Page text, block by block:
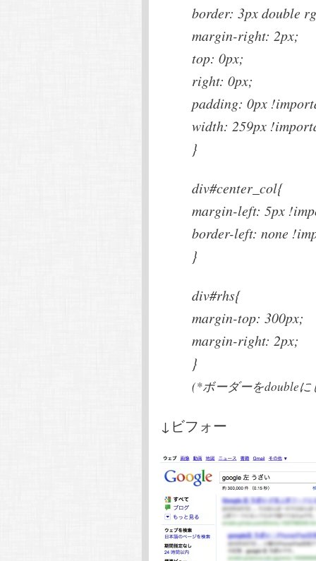
border: 3px double
margin-right: 2px;
top: 0px;
right: 0px;
padding: 0px
width: 259px
}
div#center_col{
margin-left: 5px
border-left: none
}
div#rhs{
margin-top: 300px;
margin-right: 2px;
}
(*ボーダーをdouble
↓ビフォー